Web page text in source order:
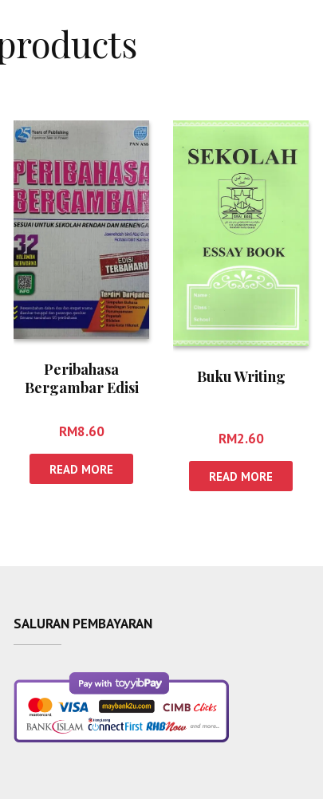
Peribahasa
Bergambar Edisi
RM8.60
READ MORE
Buku Writing
RM2.60
READ MORE
SALURAN PEMBAYARAN